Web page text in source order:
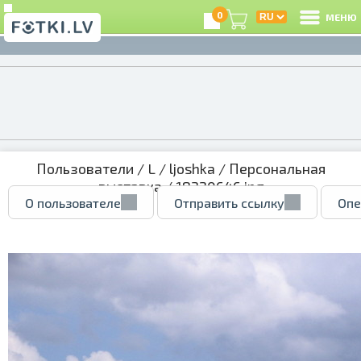
0 МЕНЮ
Пользователи / L/ ljoshka / Персональная
выставка/ 18320646.jpg
О пользователе Отправить ссылку